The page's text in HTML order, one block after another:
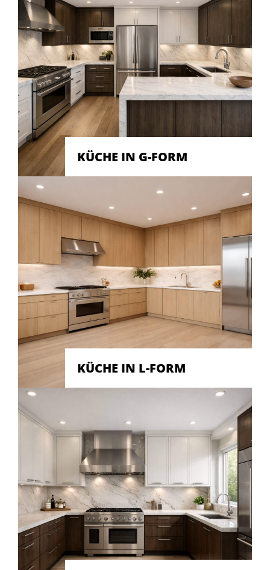
KÜCHE IN G-FORM
KÜCHE IN L-FORM